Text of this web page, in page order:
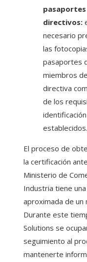
pasaportes
directivos:
necesario
las
pasaportes
miembros
directiva
de los
identificación
establecidos.
El proceso de
la certificación
Ministerio de
Industria tiene
aproximada de un
Durante este
Solutions se
seguimiento al
mantenerte